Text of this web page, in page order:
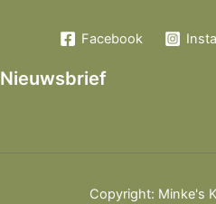
Facebook
Nieuwsbrief
Copyright: Minke's